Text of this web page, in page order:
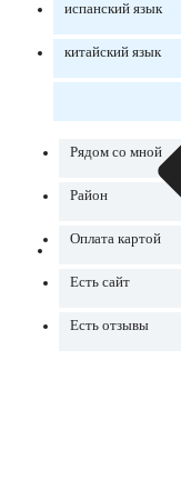
испанский язык
китайский язык
Рядом со мной
Район
Оплата картой
Есть сайт
Есть отзывы